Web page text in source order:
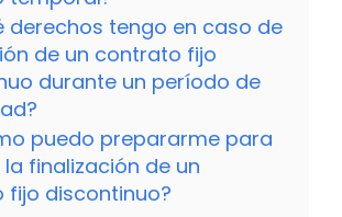
derechos tengo en caso de
de un contrato fijo
durante un período de
puedo prepararme para
finalización de un
fijo discontinuo?